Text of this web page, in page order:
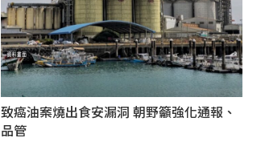
致癌油案燒出食安漏洞 朝野籲強化通報、
品管